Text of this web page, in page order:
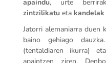
apaindu, urte
zintzilikatueta
Jatorri alemaniarra duen
baino gehiago
(tentaldiaren ikurra)
apaintzen ziren.